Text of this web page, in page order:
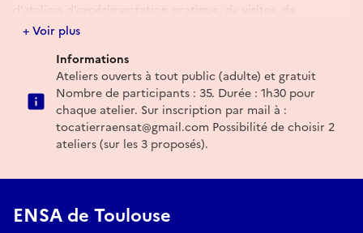
d’ateliers d’expérimentation pratique, de visites, de
conférences et d’une exposition.
l’honneur.
Outre des activités réservées aux étudiants de l’ENSA,cette
édition 2025 offrira des « moments ouverts » destinés à tous
les publicscurieux de découvrir les pratiques et enjeux
contemporains de l’emploi dans la construction de ce
crue.
« ATELIERS OUVERTS »
+ Voir plus
Informations
Ateliers ouverts à tout public (adulte) et gratuit
Nombre de participants : 35. Durée : 1h30 pour
chaque atelier. Sur inscription par mail à :
tocatierraensat@gmail.com Possibilité de choisir 2
ateliers (sur les 3 proposés).
ENSA de Toulouse